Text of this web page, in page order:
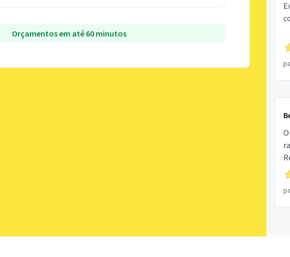
Orçamentos em até 60 minutos